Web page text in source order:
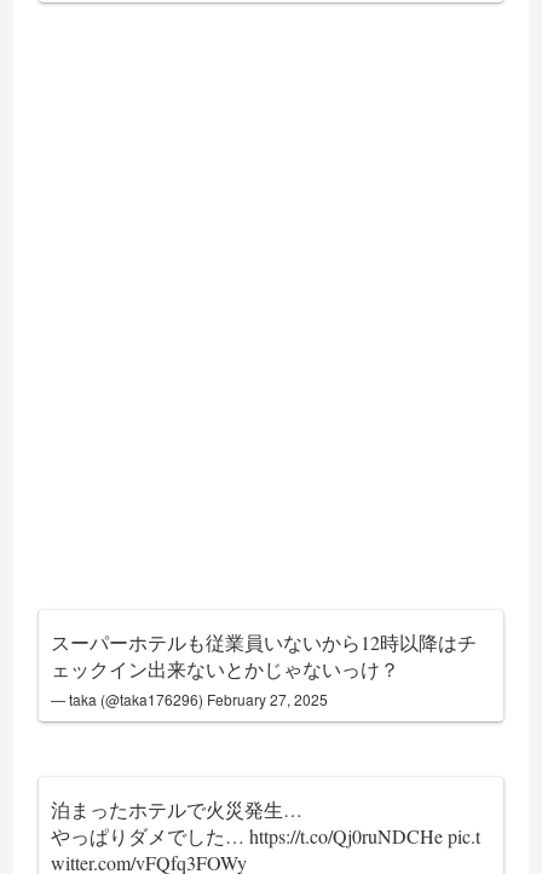
スーパーホテルも従業員いないから12時以降はチ
ェックイン出来ないとかじゃないっけ？
— taka (@taka176296) February 27, 2025
泊まったホテルで火災発生…
やっぱりダメでした…https://t.co/Qj0ruNDCHe pic.t
witter.com/vFQfq3FOWy